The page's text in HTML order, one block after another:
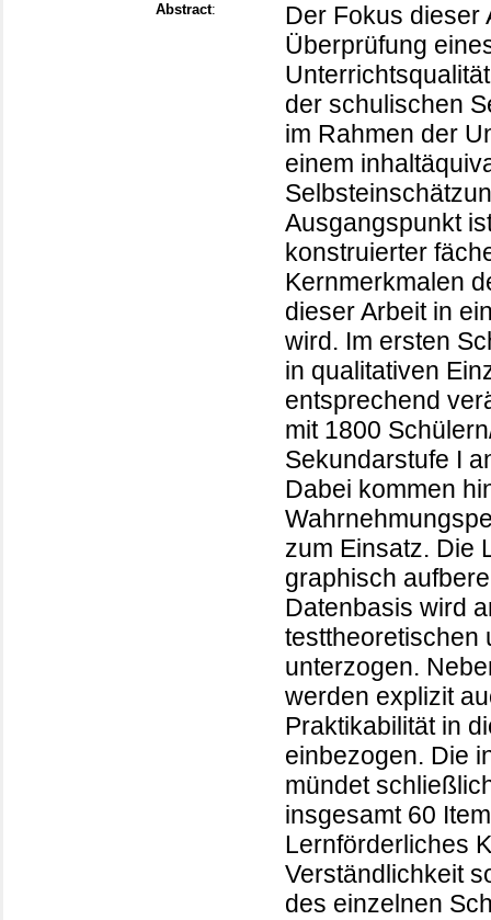
Abstract:
Der Fokus dieser
Überprüfung
der schulischen
im Rahmen der
einem
Ausgangspunkt
konstruierter
Kernmerkmalen
dieser Arbeit in
wird. Im ersten
in qualitativen
entsprechend
mit 1800
Sekundarstufe I
Dabei kommen
zum Einsatz. Die
graphisch
Datenbasis wird
testtheoretischen
unterzogen.
werden explizit
Praktikabilität in
einbezogen. Die
mündet
insgesamt 60
Lernförderliches
Verständlichkeit
des einzelnen